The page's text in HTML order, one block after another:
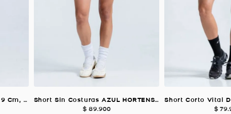
Short Corto Vital Deportivo 9 Cm, Color Negro Para Mujer
Short Sin Costuras AZUL HORTENSIA Para Mujer
$ 89.900
$ 79.